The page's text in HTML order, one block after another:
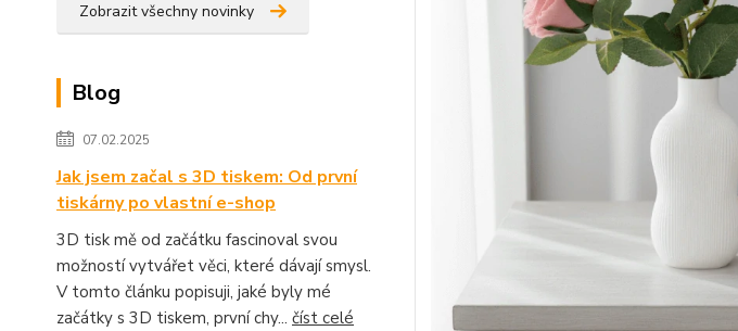
Zobrazit všechny novinky
Blog
07.02.2025
Jak jsem začal s 3D tiskem: Od první
tiskárny po vlastní e-shop
3D tisk mě od začátku fascinoval svou
možností vytvářet věci, které dávají smysl.
V tomto článku popisuji, jaké byly mé
začátky s 3D tiskem, první chy... číst celé